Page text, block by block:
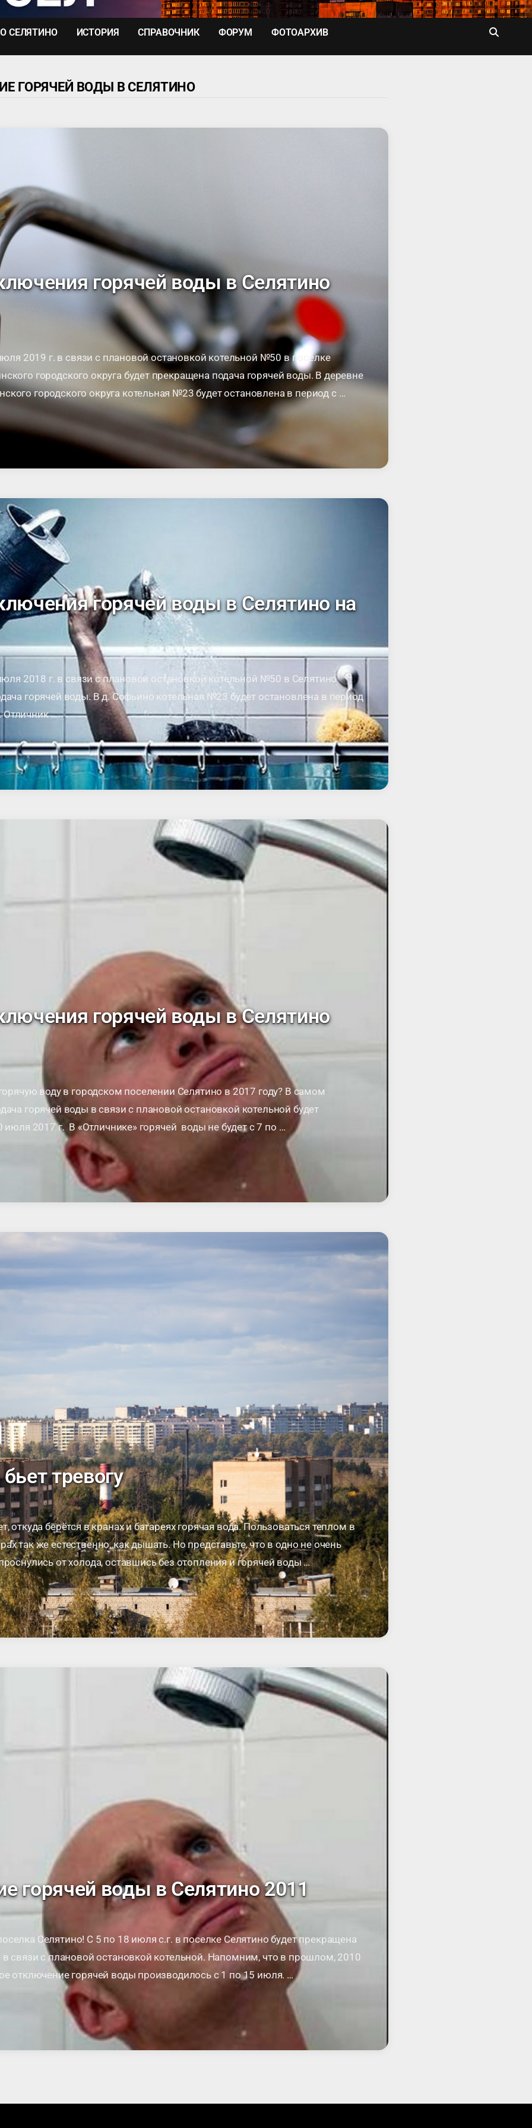
О СЕЛЯТИНО ИСТОРИЯ СПРАВОЧНИК ФОРУМ ФОТОАРХИВ
ГОРЯЧЕЙ ВОДЫ В СЕЛЯТИНО
горячей воды в Селятино
2019 г. в связи с плановой остановкой котельной №50 в поселке
городского округа будет прекращена подача горячей воды. В деревне
городского округа котельная №23 будет остановлена в период с …
горячей воды в Селятино на
2018 г. в связи с плановой остановкой котельной №50 в Селятино
горячей воды. В д. Софьино котельная №23 будет остановлена в период
Отличник …
горячей воды в Селятино
воду в городском поселении Селятино в 2017 году? В самом
горячей воды в связи с плановой остановкой котельной будет
июля 2017 г. В «Отличнике» горячей воды не будет с 7 по …
тревогу
откуда берётся в кранах и батареях горячая вода. Пользоваться теплом в
так же естественно, как дышать. Но представьте, что в одно не очень
от холода, оставшись без отопления и горячей воды …
горячей воды в Селятино 2011
Селятино! С 5 по 18 июля с.г. в поселке Селятино будет прекращена
в связи с плановой остановкой котельной. Напомним, что в прошлом, 2010
отключение горячей воды производилось c 1 по 15 июля. …